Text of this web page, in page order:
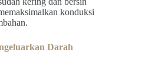
konduksi
Darah